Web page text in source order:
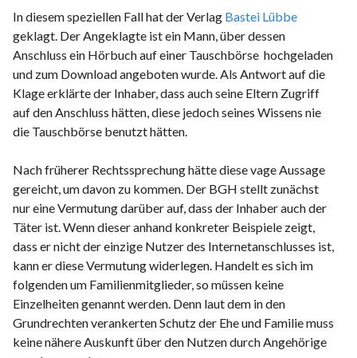
In diesem speziellen Fall hat der Verlag Bastei Lübbe
geklagt. Der Angeklagte ist ein Mann, über dessen
Anschluss ein Hörbuch auf einer Tauschbörse hochgeladen
und zum Download angeboten wurde. Als Antwort auf die
Klage erklärte der Inhaber, dass auch seine Eltern Zugriff
auf den Anschluss hätten, diese jedoch seines Wissens nie
die Tauschbörse benutzt hätten.
Nach früherer Rechtssprechung hätte diese vage Aussage
gereicht, um davon zu kommen. Der BGH stellt zunächst
nur eine Vermutung darüber auf, dass der Inhaber auch der
Täter ist. Wenn dieser anhand konkreter Beispiele zeigt,
dass er nicht der einzige Nutzer des Internetanschlusses ist,
kann er diese Vermutung widerlegen. Handelt es sich im
folgenden um Familienmitglieder, so müssen keine
Einzelheiten genannt werden. Denn laut dem in den
Grundrechten verankerten Schutz der Ehe und Familie muss
keine nähere Auskunft über den Nutzen durch Angehörige